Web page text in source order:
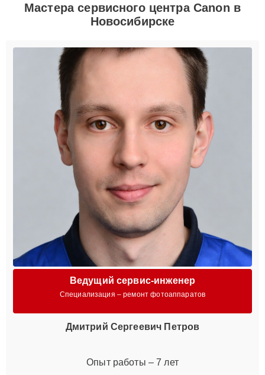
Мастера сервисного центра Canon в
Новосибирске
Ведущий сервис-инженер
Специализация – ремонт фотоаппаратов
Дмитрий Сергеевич Петров
Опыт работы – 7 лет